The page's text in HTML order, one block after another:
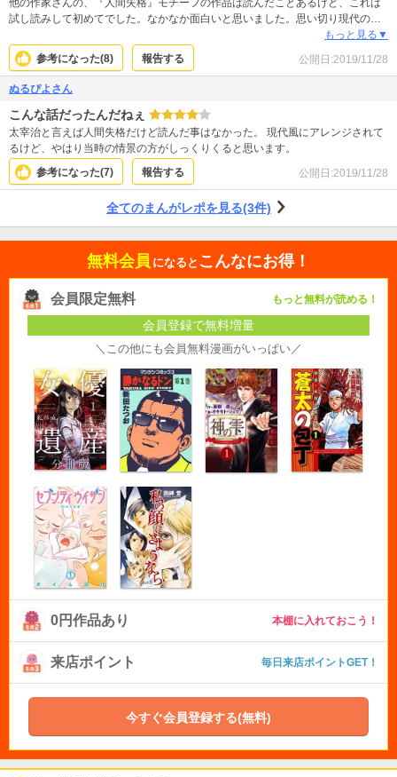
他の作家さんの、『人間失格』モチーフの作品は読んだことあるけど、これは
試し読みして初めてでした。なかなか面白いと思いました。思い切り現代の設
定にしてあるところ、読んでいて引き込まれました。次巻も読みたいが、課金
ナノデお財布が許せば‥といったところです。でも面白いと思います。
もっと見る▼
参考になった(8) 報告する 公開日:2019/11/28
ぬるぴよさん
こんな話だったんだねぇ
太宰治と言えば人間失格だけど読んだ事はなかった。 現代風にアレンジされて
るけど、やはり当時の情景の方がしっくりくると思います。
参考になった(7) 報告する 公開日:2019/11/28
全てのまんがレポを見る(3件)
無料会員 になると こんなにお得！
会員限定無料 もっと無料が読める！
会員登録で無料増量
＼この他にも会員無料漫画がいっぱい／
0円作品あり 本棚に入れておこう！
来店ポイント 毎日来店ポイントGET！
今すぐ会員登録する(無料)